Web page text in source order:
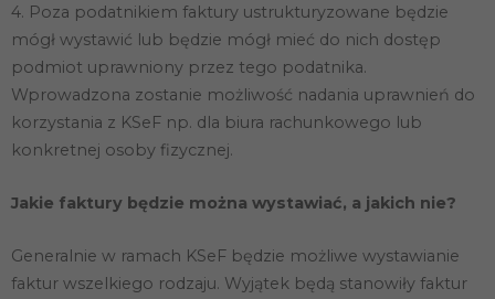
4. Poza podatnikiem faktury ustrukturyzowane będzie
mógł wystawić lub będzie mógł mieć do nich dostęp
podmiot uprawniony przez tego podatnika.
Wprowadzona zostanie możliwość nadania uprawnień do
korzystania z KSeF np. dla biura rachunkowego lub
konkretnej osoby fizycznej.
Jakie faktury będzie można wystawiać, a jakich nie?
Generalnie w ramach KSeF będzie możliwe wystawianie
faktur wszelkiego rodzaju. Wyjątek będą stanowiły faktur